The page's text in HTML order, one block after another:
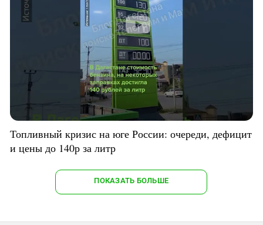
Топливный кризис на юге России: очереди, дефицит
и цены до 140р за литр
ПОКАЗАТЬ БОЛЬШЕ